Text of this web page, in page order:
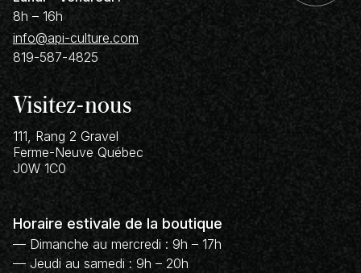
8h – 16h
info@api-culture.com
819-587-4825
Visitez-nous
111, Rang 2 Gravel
Ferme-Neuve Québec
J0W 1C0
Horaire estivale de la boutique
— Dimanche au mercredi : 9h – 17h
— Jeudi au samedi : 9h – 20h